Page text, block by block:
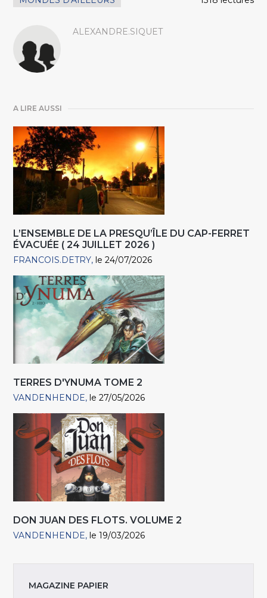
ALEXANDRE.SIQUET
A LIRE AUSSI
L’ENSEMBLE DE LA PRESQU’ÎLE DU CAP-FERRET
ÉVACUÉE ( 24 JUILLET 2026 )
FRANCOIS.DETRY le 24/07/2026
TERRES D'YNUMA TOME 2
VANDENHENDE le 27/05/2026
DON JUAN DES FLOTS. VOLUME 2
VANDENHENDE le 19/03/2026
MAGAZINE PAPIER